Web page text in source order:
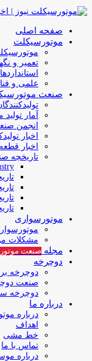
صفحه اصلی
موتورسیکلت
تعمیر و
علمی و
صنعت
آمار
انجمن
اخبار
اخبار
تاریخچه
موتورسواری
مشکلات
مجله صنعت
دوچرخه
دوچرخه
صنعت
دوچرخه
درباره ما
درباره
اهداف
خط مشی
تماس با ما
درباره